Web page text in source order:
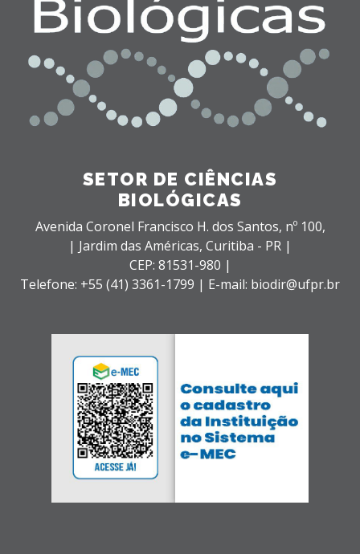
SETOR DE CIÊNCIAS
BIOLÓGICAS
Avenida Coronel Francisco H. dos Santos, nº 100,
| Jardim das Américas, Curitiba - PR |
CEP: 81531-980 |
Telefone: +55 (41) 3361-1799 | E-mail: biodir@ufpr.br